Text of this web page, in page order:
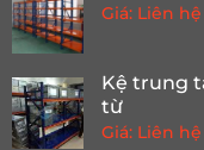
Giá: Liên hệ
Kệ trung
từ
Giá: Liên hệ